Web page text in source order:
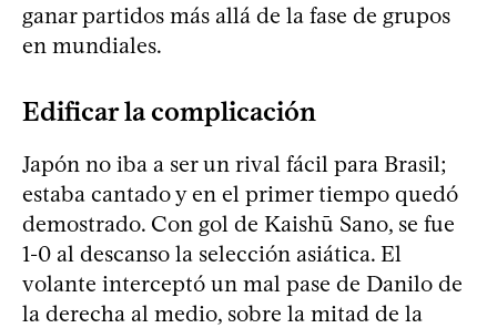
ganar partidos más allá de la fase de grupos
en mundiales.
Edificar la complicación
Japón no iba a ser un rival fácil para Brasil;
estaba cantado y en el primer tiempo quedó
demostrado. Con gol de Kaishū Sano, se fue
1-0 al descanso la selección asiática. El
volante interceptó un mal pase de Danilo de
la derecha al medio, sobre la mitad de la